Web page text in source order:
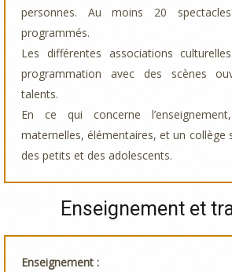
personnes. Au moins 20
programmés.
Les différentes associations
programmation avec des scènes
talents.
En ce qui concerne
maternelles, élémentaires, et un collège
des petits et des adolescents.
Enseignement et
Enseignement :